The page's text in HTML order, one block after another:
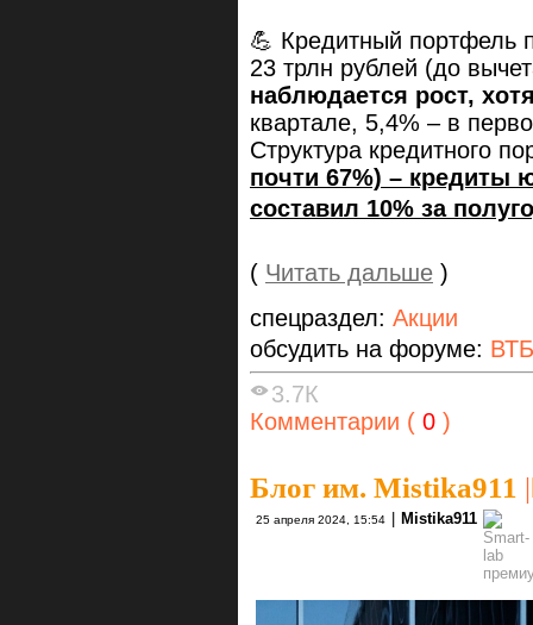
💪 Кредитный портфель
23 трлн рублей (до
наблюдается рост,
квартале, 5,4% – в
Структура кредитного
почти 67%) – кредиты
составил 10% за
( Читать дальше )
спецраздел: Акции
обсудить на форуме: ВТБ
3.7К
Комментарии ( 0 )
Блог им. Mistika911 |
25 апреля 2024, 15:54 Mistika911